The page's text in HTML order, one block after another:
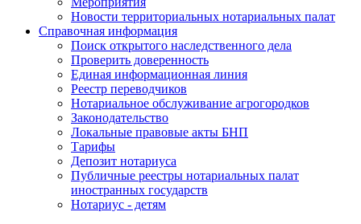
Новости территориальных нотариальных палат
Справочная информация
Поиск открытого наследственного дела
Проверить доверенность
Единая информационная линия
Реестр переводчиков
Нотариальное обслуживание агрогородков
Законодательство
Локальные правовые акты БНП
Тарифы
Депозит нотариуса
Публичные реестры нотариальных палат
иностранных государств
Нотариус - детям